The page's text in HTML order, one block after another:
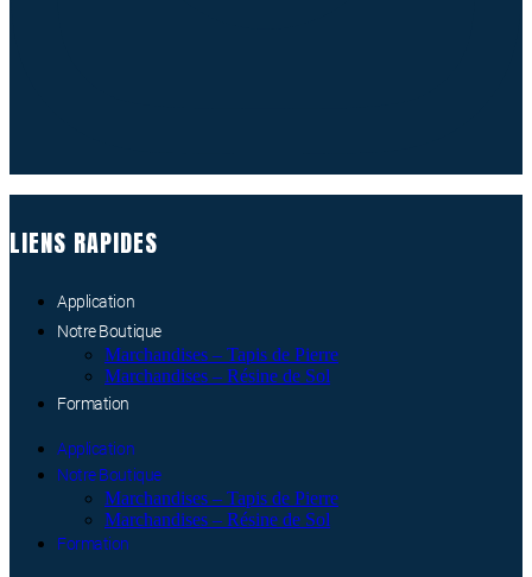
LIENS RAPIDES
Application
Notre Boutique
Marchandises – Tapis de Pierre
Marchandises – Résine de Sol
Formation
Application
Notre Boutique
Marchandises – Tapis de Pierre
Marchandises – Résine de Sol
Formation